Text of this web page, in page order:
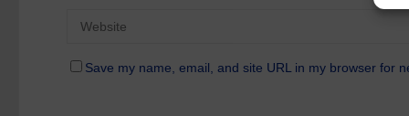
Save my name, email, and site URL in my browser for